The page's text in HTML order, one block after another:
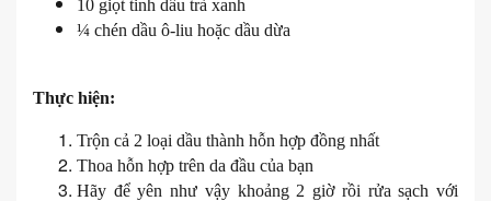
10 giọt tinh dầu trà xanh
¼ chén dầu ô-liu hoặc dầu dừa
Thực hiện:
Trộn cả 2 loại dầu thành hỗn hợp đồng nhất
Thoa hỗn hợp trên da đầu của bạn
Hãy để yên như vậy khoảng 2 giờ rồi rửa sạch với